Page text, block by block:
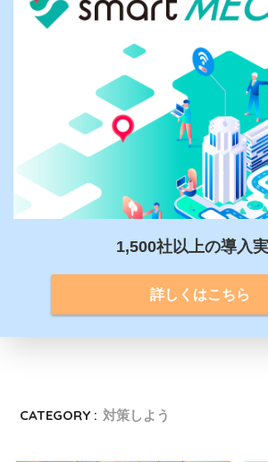
1,500社以上の導入
詳しくはこちら
CATEGORY : 対策しよう